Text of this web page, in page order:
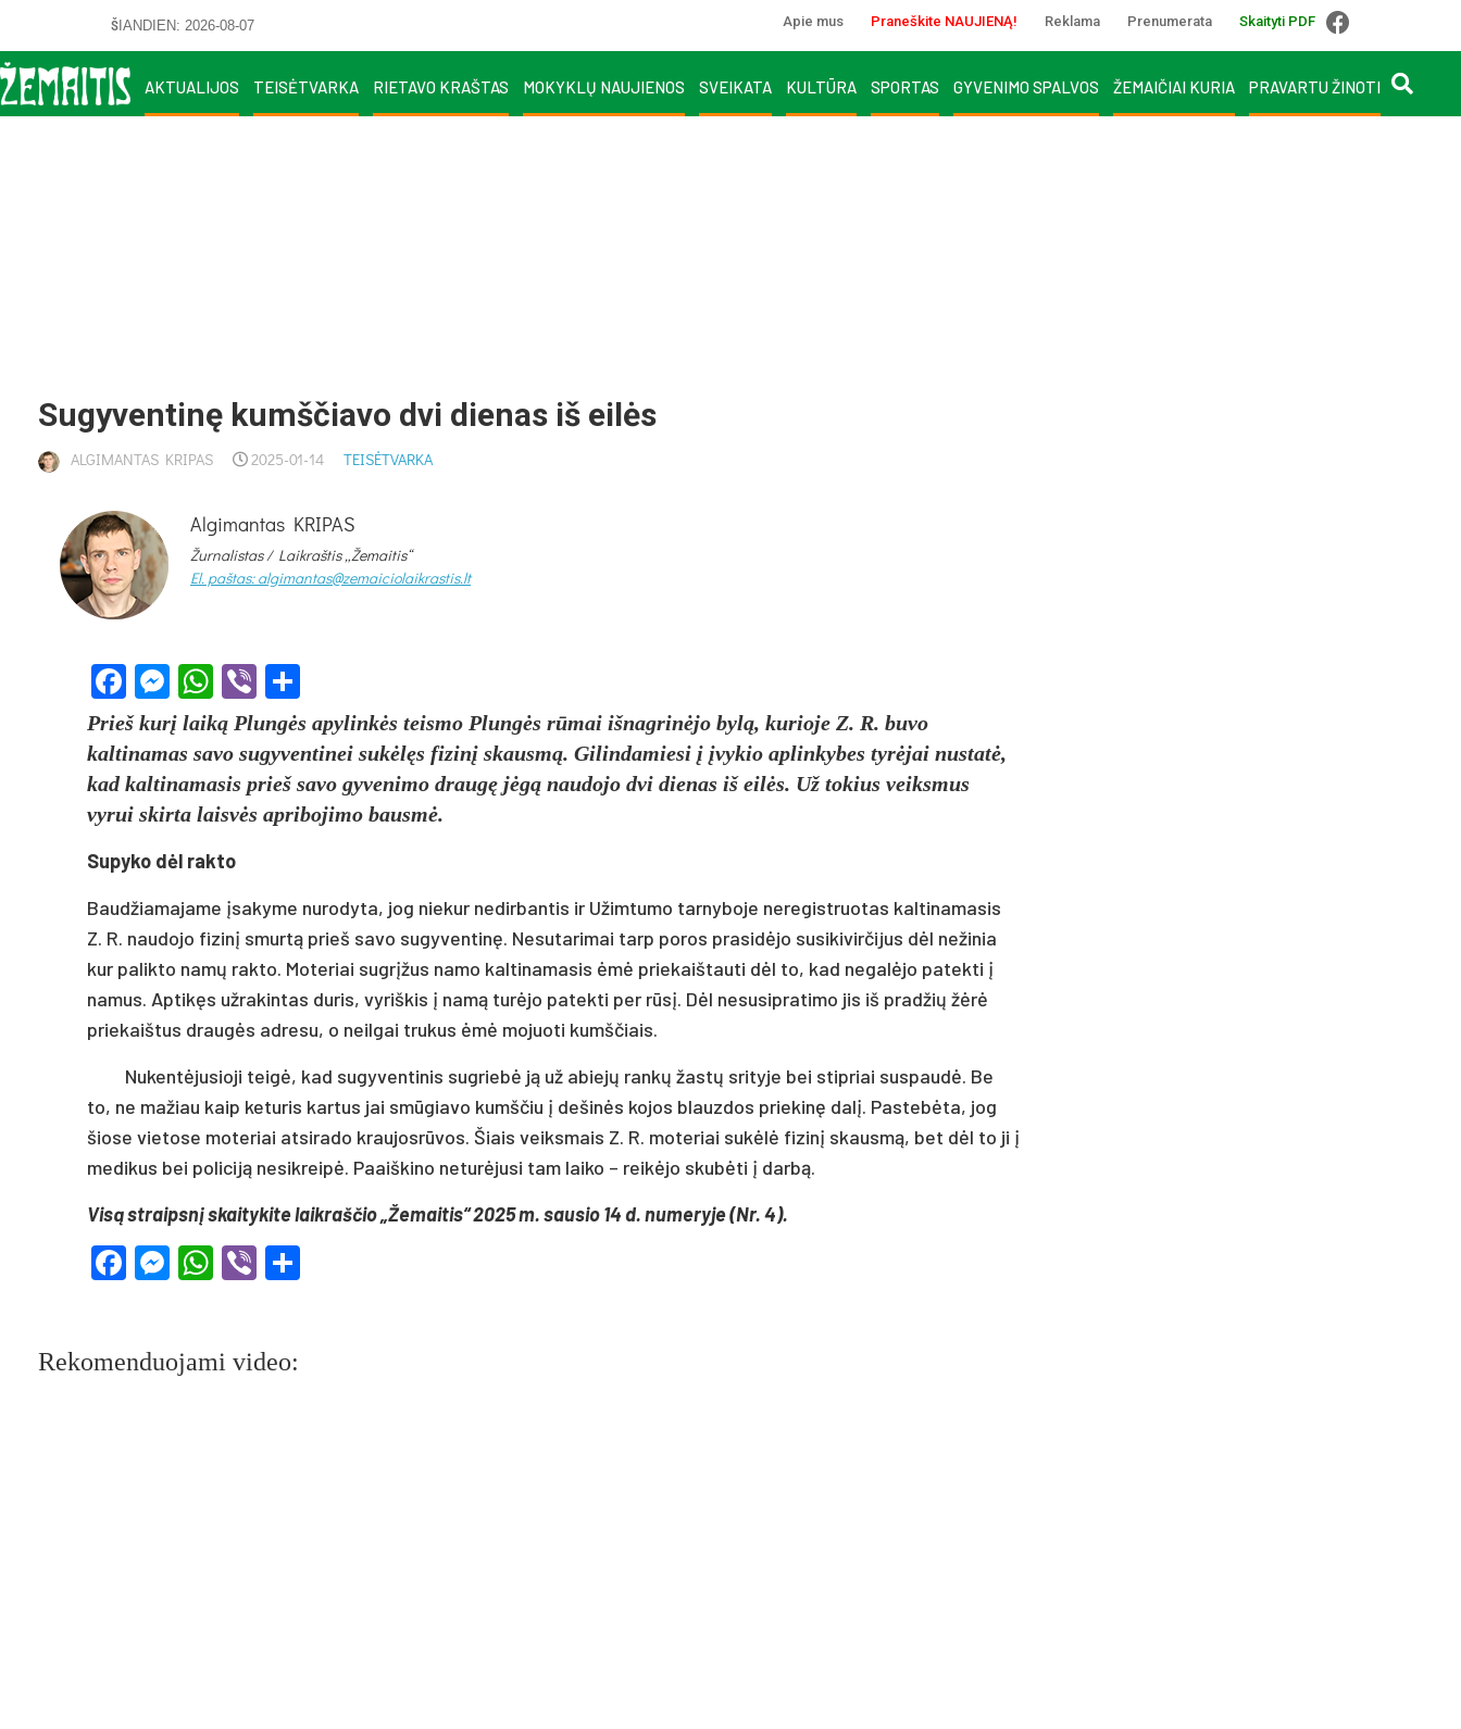
ŠIANDIEN: 2026-08-07 Apie mus Praneškite NAUJIENĄ! Reklama Prenumerata Skaityti PDF
AKTUALIJOS TEISĖTVARKA RIETAVO KRAŠTAS MOKYKLŲ NAUJIENOS SVEIKATA KULTŪRA SPORTAS GYVENIMO SPALVOS ŽEMAIČIAI KURIA PRAVARTU ŽINOTI
Sugyventinę kumščiavo dvi dienas iš eilės
ALGIMANTAS KRIPAS 2025-01-14 TEISĖTVARKA
Algimantas KRIPAS
Žurnalistas / Laikraštis „Žemaitis“
El. paštas: algimantas@zemaiciolaikrastis.lt
Facebook
Messenger
WhatsApp
Viber
Prieš kurį laiką Plungės apylinkės teismo Plungės rūmai išnagrinėjo bylą, kurioje Z. R. buvo
kaltinamas savo sugyventinei sukėlęs fizinį skausmą. Gilindamiesi į įvykio aplinkybes tyrėjai nustatė,
kad kaltinamasis prieš savo gyvenimo draugę jėgą naudojo dvi dienas iš eilės. Už tokius veiksmus
vyrui skirta laisvės apribojimo bausmė.
Supyko dėl rakto
Baudžiamajame įsakyme nurodyta, jog niekur nedirbantis ir Užimtumo tarnyboje neregistruotas kaltinamasis
Z. R. naudojo fizinį smurtą prieš savo sugyventinę. Nesutarimai tarp poros prasidėjo susikivirčijus dėl nežinia
kur palikto namų rakto. Moteriai sugrįžus namo kaltinamasis ėmė priekaištauti dėl to, kad negalėjo patekti į
namus. Aptikęs užrakintas duris, vyriškis į namą turėjo patekti per rūsį. Dėl nesusipratimo jis iš pradžių žėrė
priekaištus draugės adresu, o neilgai trukus ėmė mojuoti kumščiais.
Nukentėjusioji teigė, kad sugyventinis sugriebė ją už abiejų rankų žastų srityje bei stipriai suspaudė. Be
to, ne mažiau kaip keturis kartus jai smūgiavo kumščiu į dešinės kojos blauzdos priekinę dalį. Pastebėta, jog
šiose vietose moteriai atsirado kraujosrūvos. Šiais veiksmais Z. R. moteriai sukėlė fizinį skausmą, bet dėl to ji į
medikus bei policiją nesikreipė. Paaiškino neturėjusi tam laiko – reikėjo skubėti į darbą.
Visą straipsnį skaitykite laikraščio „Žemaitis“ 2025 m. sausio 14 d. numeryje (Nr. 4).
Facebook
Messenger
WhatsApp
Viber
Rekomenduojami video: